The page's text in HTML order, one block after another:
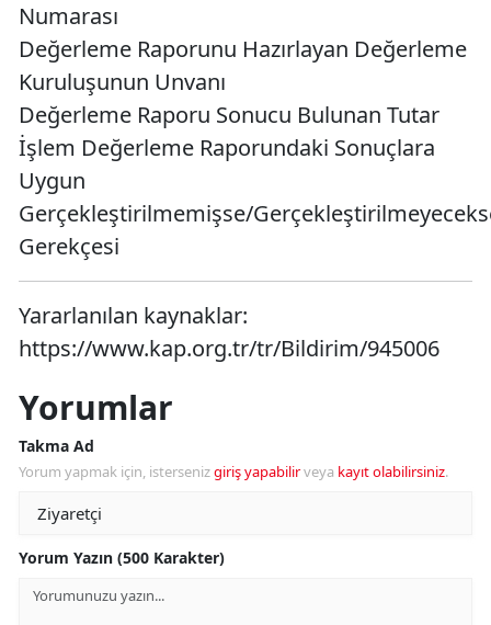
Numarası
Değerleme Raporunu Hazırlayan Değerleme
Kuruluşunun Unvanı
Değerleme Raporu Sonucu Bulunan Tutar
İşlem Değerleme Raporundaki Sonuçlara
Uygun
Gerçekleştirilmemişse/
Gerekçesi
Yararlanılan kaynaklar:
https://www.kap.org.tr/tr/Bildirim/945006
Yorumlar
Takma Ad
Yorum yapmak için, istersenizgiriş yapabilirveya kayıt olabilirsiniz.
Yorum Yazın (500 Karakter)